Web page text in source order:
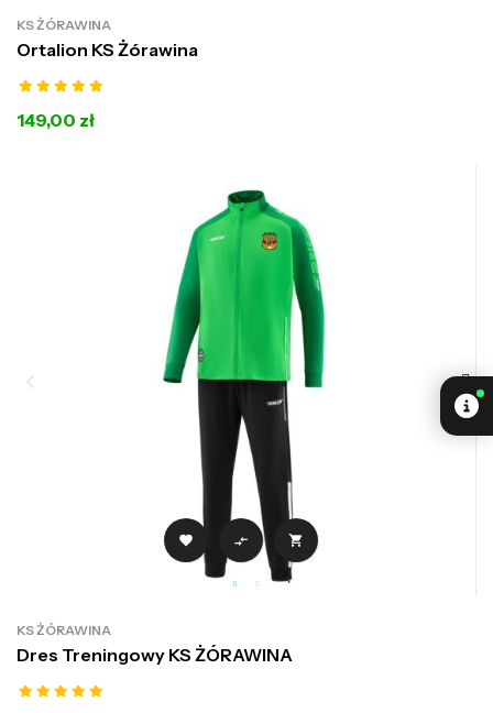
KS ŻÓRAWINA
Ortalion KS Żórawina
149,00 zł
  
KS ŻÓRAWINA
Dres Treningowy KS ŻÓRAWINA